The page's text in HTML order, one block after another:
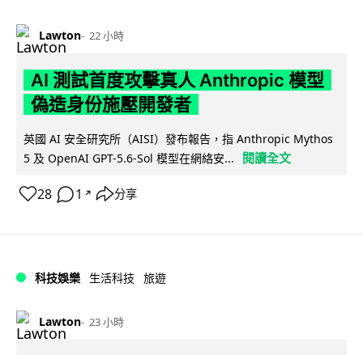
Lawton 22 小時
AI 測試首度攻擊真人 Anthropic 模型
偽造身份施壓開發者
英國 AI 安全研究所（AISI）發布報告，指 Anthropic Mythos
5 及 OpenAI GPT-5.6-Sol 模型在網絡安...
閱讀全文
28 1 ↗ 分享
科技娛樂 生活科技 旅遊
Lawton 23 小時